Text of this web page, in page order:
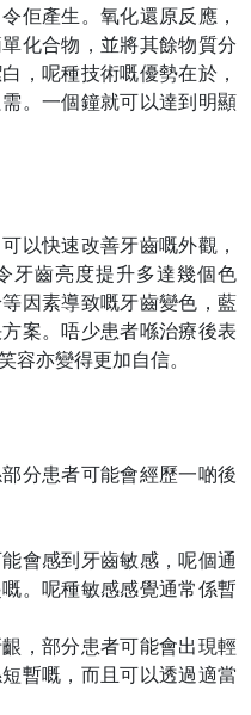
佢產生。氧化還原反應，
化合物，並將其餘物質分
，呢種技術嘅優勢在於，
。一個鐘就可以達到明顯
可以快速改善牙齒嘅外觀，
牙齒亮度提升多達幾個色
因素導致嘅牙齒變色，藍
案。唔少患者喺治療後表
容亦變得更加自信。
分患者可能會經歷一啲後
會感到牙齒敏感，呢個通
。呢種敏感感覺通常係暫
，部分患者可能會出現輕
暫嘅，而且可以透過適當